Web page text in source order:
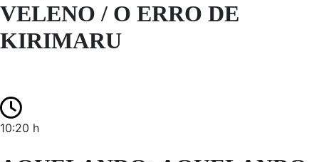
VELENO / O ERRO DE
KIRIMARU
10:20 h